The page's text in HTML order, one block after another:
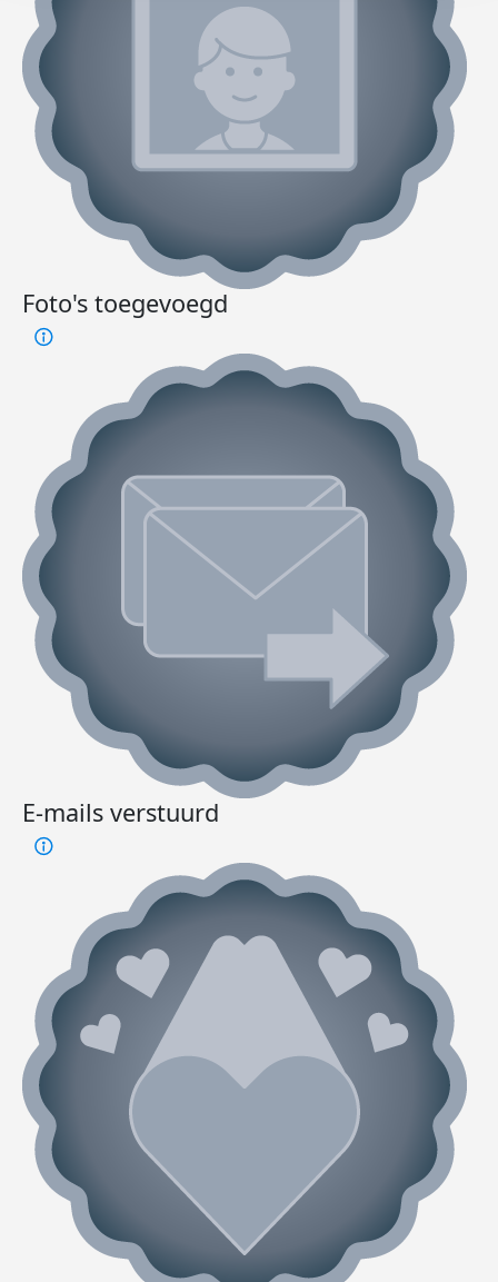
Foto's toegevoegd
E-mails verstuurd